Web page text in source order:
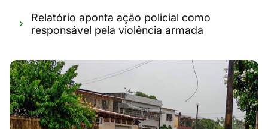
Relatório aponta ação policial como
responsável pela violência armada